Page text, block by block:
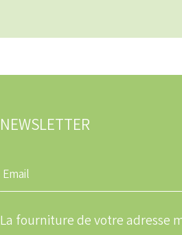
NEWSLETTER
Entrez
une
email
La fourniture de votre adresse